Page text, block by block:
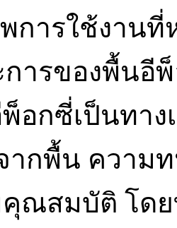
การใช้งาน
การของพื้น
อกซี่เป็นทาง
ากพื้น ความ
ณสมบัติ โด